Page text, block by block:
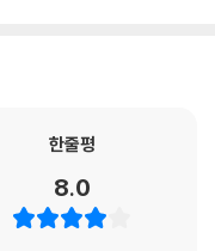
한줄평
8.0